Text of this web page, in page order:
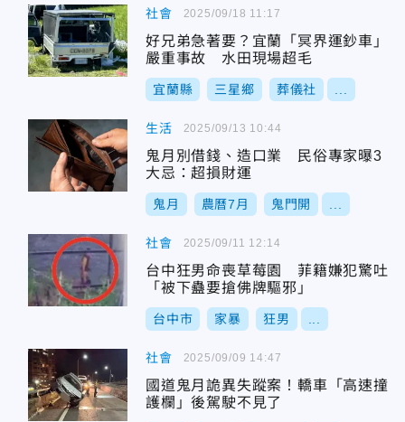
社會
好兄弟急著要？宜蘭「冥界運鈔車」
嚴重事故 水田現場超毛
宜蘭縣 三星鄉 葬儀社
2025/09/18 11:17
生活
鬼月別借錢、造口業 民俗專家曝3
大忌：超損財運
鬼月 農曆7月 鬼門開
2025/09/13 10:44
社會
台中狂男命喪草莓園 菲籍嫌犯驚吐
「被下蠱要搶佛牌驅邪」
台中市 家暴 狂男
2025/09/11 12:14
社會
國道鬼月詭異失蹤案！轎車「高速撞
護欄」後駕駛不見了
2025/09/09 14:47